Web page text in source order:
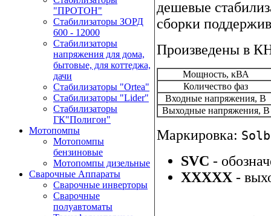
"ПРОТОН"
Стабилизаторы ЗОРД
600 - 12000
Стабилизаторы
напряжения для дома,
бытовые, для коттеджа,
дачи
Стабилизаторы "Ortea"
Стабилизаторы "Lider"
Стабилизаторы
ГК"Полигон"
Мотопомпы
Мотопомпы
бензиновые
Мотопомпы дизельные
Сварочные Аппараты
Сварочные инверторы
Сварочные
полуавтоматы
дешевые
сборки
Произведены в
Мощность, кВА
Количество фаз
Входные напряжения, В
Выходные напряжения, В
Маркировка:
SVC -
XXXXX -